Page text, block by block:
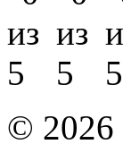
© 2026